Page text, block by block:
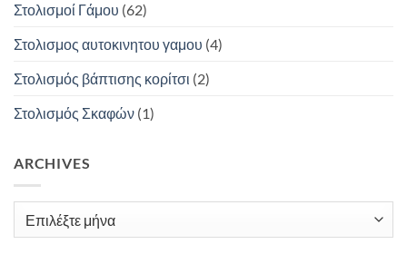
Στολισμοί Γάμου (62)
Στολισμος αυτοκινητου γαμου (4)
Στολισμός βάπτισης κορίτσι (2)
Στολισμός Σκαφών (1)
ARCHIVES
Archives